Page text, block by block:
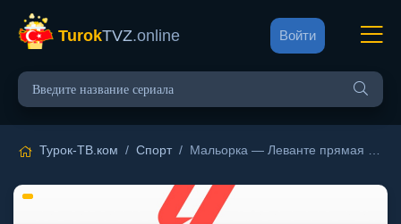
TurokTVZ.online Войти
Турок-ТВ.ком / Спорт/ Мальорка — Леванте прямая трансляция 26 октября 2025